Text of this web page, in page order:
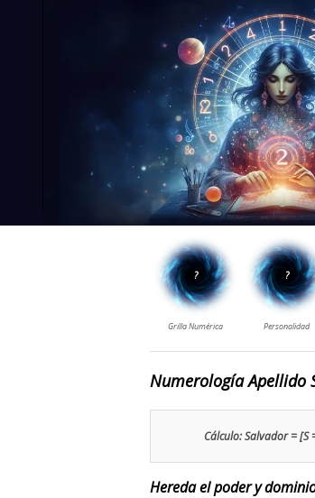
Numerología Apellido
Cálculo: Salvador =
Hereda el poder y